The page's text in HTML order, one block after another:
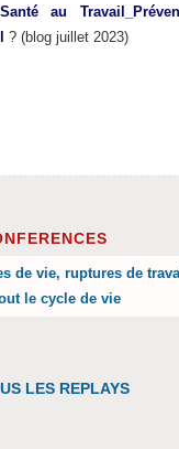
au
? (blog juillet 2023)
de vie, ruptures de
le cycle de vie
LES REPLAYS